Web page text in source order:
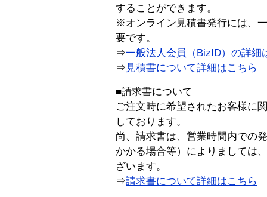
することができます。
※オンライン見積書発行には、
要です。
⇒一般法人会員（BizID）の詳細
⇒ 見積書について詳細はこちら
■請求書について
ご注文時に希望されたお客様に
しております。
尚、請求書は、営業時間内での
かかる場合等）によりましては
ざいます。
⇒請求書について詳細はこちら